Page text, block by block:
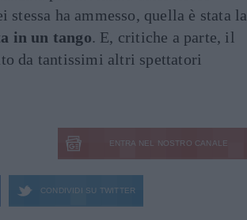
ha ammesso, quella è stata la
in un tango. E, critiche a parte, il
da tantissimi altri spettatori
ENTRA NEL NOSTRO CANALE
CONDIVIDI SU TWITTER